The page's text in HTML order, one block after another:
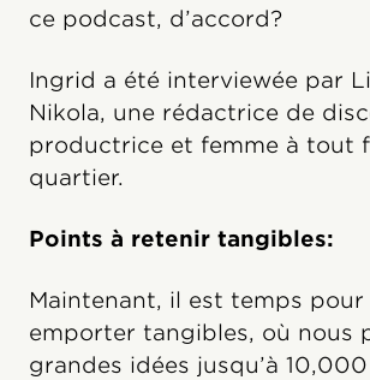
ce podcast, d’accord?
Ingrid a été interviewée par
Nikola, une rédactrice de
productrice et femme à tout
quartier.
Points à retenir tangibles:
Maintenant, il est temps pour
emporter tangibles, où nous
grandes idées jusqu’à